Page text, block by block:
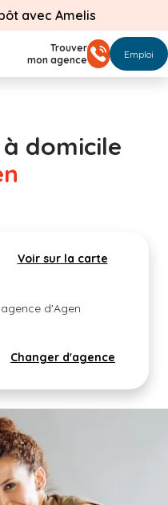
avec Amelis
Trouver
mon agence
Emploi
domicile
Voir sur la carte
d'Agen
Changer d'agence